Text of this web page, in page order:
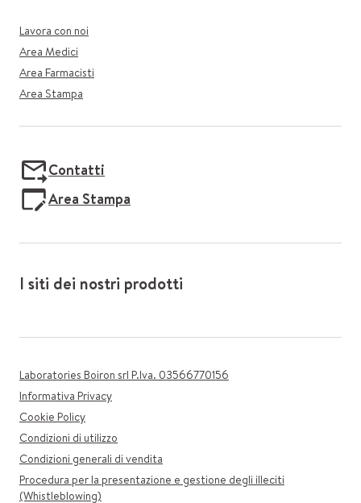
Lavora con noi
Area Medici
Area Farmacisti
Area Stampa
Contatti
Area Stampa
I siti dei nostri prodotti
Laboratories Boiron srl P.Iva. 03566770156
Informativa Privacy
Cookie Policy
Condizioni di utilizzo
Condizioni generali di vendita
Procedura per la presentazione e gestione degli illeciti
(Whistleblowing)